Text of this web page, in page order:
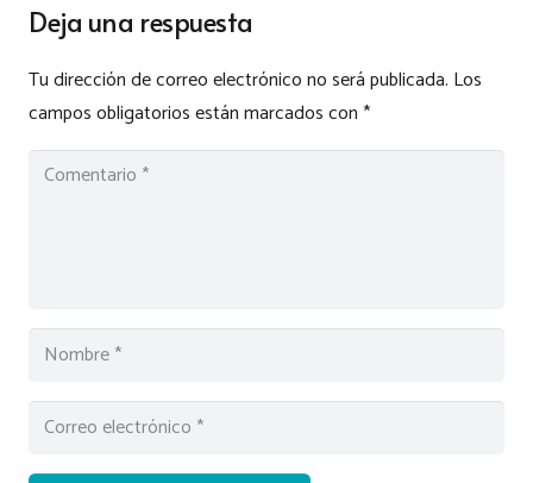
Deja una respuesta
Tu dirección de correo electrónico no será publicada. Los
campos obligatorios están marcados con*